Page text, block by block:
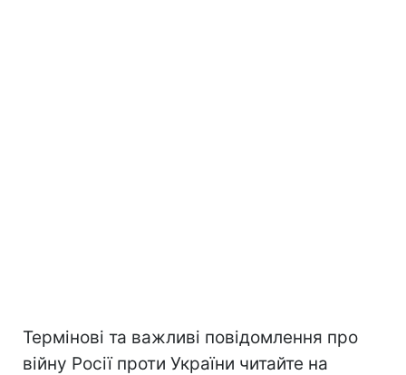
Термінові та важливі повідомлення про
війну Росії проти України читайте на